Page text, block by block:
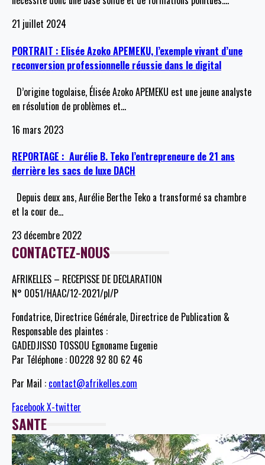
21 juillet 2024
PORTRAIT : Elisée Azoko APEMEKU, l’exemple vivant d’une
reconversion professionnelle réussie dans le digital
D’origine togolaise, Élisée Azoko APEMEKU est une jeune analyste
en résolution de problèmes et…
16 mars 2023
REPORTAGE : Aurélie B. Teko l’entrepreneure de 21 ans
derrière les sacs de luxe DACH
Depuis deux ans, Aurélie Berthe Teko a transformé sa chambre
et la cour de…
23 décembre 2022
CONTACTEZ-NOUS
AFRIKELLES – RECEPISSE DE DECLARATION
N° 0051/HAAC/12-2021/pl/P
Fondatrice, Directrice Générale, Directrice de Publication &
Responsable des plaintes :
GADEDJISSO TOSSOU Egnoname Eugenie
Par Téléphone : 00228 92 80 62 46
Par Mail : contact@afrikelles.com
FacebookX-twitter
SANTE